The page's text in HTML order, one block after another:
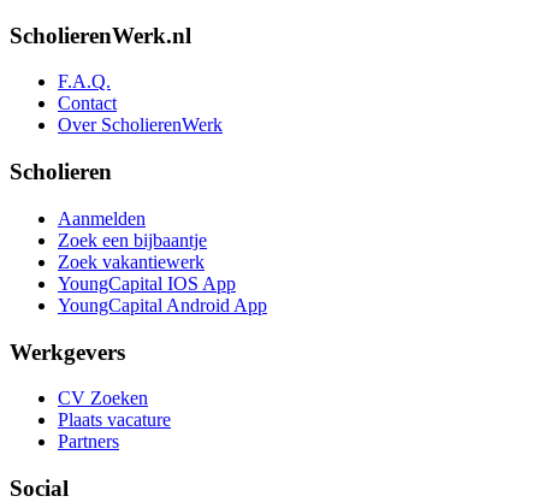
ScholierenWerk.nl
F.A.Q.
Contact
Over ScholierenWerk
Scholieren
Aanmelden
Zoek een bijbaantje
Zoek vakantiewerk
YoungCapital IOS App
YoungCapital Android App
Werkgevers
CV Zoeken
Plaats vacature
Partners
Social